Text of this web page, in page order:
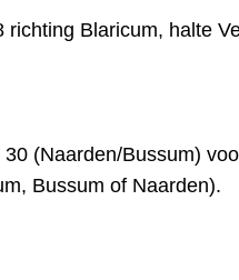
Blaricum, halte
(Naarden/Bussum)
Bussum of Naarden).